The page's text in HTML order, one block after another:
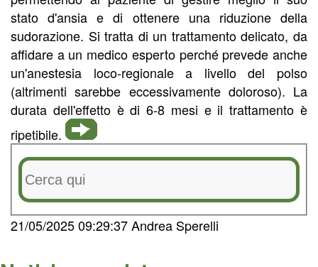
stato d'ansia e di ottenere una riduzione della
sudorazione. Si tratta di un trattamento delicato, da
affidare a un medico esperto perché prevede anche
un'anestesia loco-regionale a livello del polso
(altrimenti sarebbe eccessivamente doloroso). La
durata dell'effetto è di 6-8 mesi e il trattamento è
ripetibile.
21/05/2025 09:29:37 Andrea Sperelli